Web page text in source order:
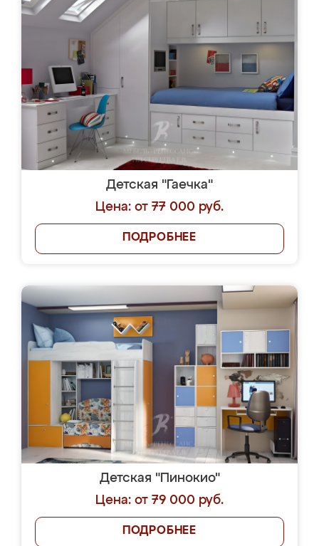
Детская "Гаечка"
Цена: от 77 000 руб.
ПОДРОБНЕЕ
Детская "Пинокио"
Цена: от 79 000 руб.
ПОДРОБНЕЕ